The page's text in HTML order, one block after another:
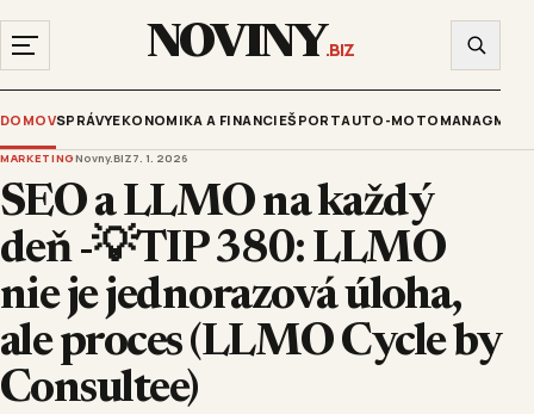
NOVINY.BIZ
DOMOVSPRÁVYEKONOMIKA A FINANCIEŠPORTAUTO-MOTO
MARKETINGNovny.BIZ7. 1. 2026
SEO a LLMO na každý
deň -💡TIP 380: LLMO
nie je jednorazová úloha,
ale proces (LLMO Cycle by
Consultee)